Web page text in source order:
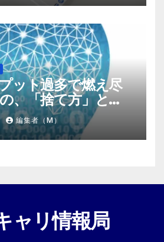
ット過多で燃え尽
、「捨て方」と
方」
編集者（M）
ャリ情報局